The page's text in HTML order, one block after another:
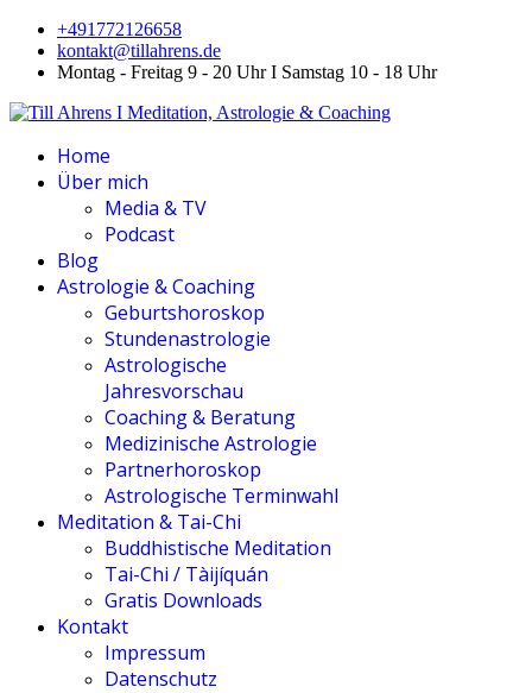
+491772126658
kontakt@tillahrens.de
Montag - Freitag 9 - 20 Uhr I Samstag 10 - 18 Uhr
Home
Über mich
Media & TV
Podcast
Blog
Astrologie & Coaching
Geburtshoroskop
Stundenastrologie
Astrologische
Jahresvorschau
Coaching & Beratung
Medizinische Astrologie
Partnerhoroskop
Astrologische Terminwahl
Meditation & Tai-Chi
Buddhistische Meditation
Tai-Chi / Tàijíquán
Gratis Downloads
Kontakt
Impressum
Datenschutz